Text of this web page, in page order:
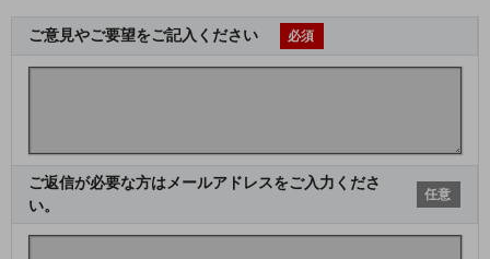
ご意見やご要望をご記入ください 必須
ご返信が必要な方はメールアドレスをご入力くださ
い。
任意